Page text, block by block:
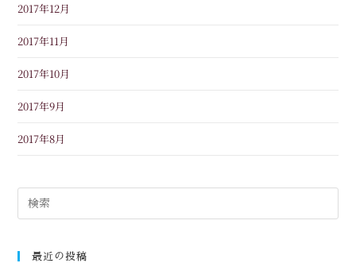
2017年12月
2017年11月
2017年10月
2017年9月
2017年8月
最近の投稿